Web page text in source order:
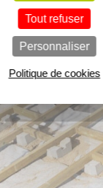
bois pour
maison en région
Tout refuser
Personnaliser
Politique de cookies